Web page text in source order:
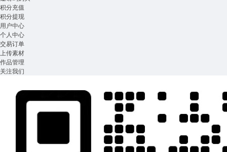
积分充值
积分提现
用户中心
个人中心
交易订单
上传素材
作品管理
关注我们